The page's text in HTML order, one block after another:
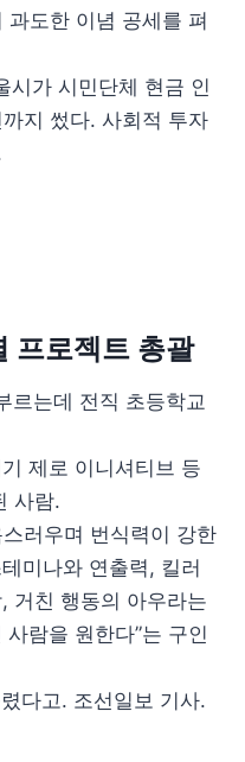
과도한 이념 공세를 펴
시가 시민단체 현금 인
지 썼다. 사회적 투자
프로젝트 총괄
르는데 전직 초등학교
제로 이니셔티브 등
사람.
러우며 번식력이 강한
미나와 연출력, 킬러
거친 행동의 아우라는
람을 원한다”는 구인
다고. 조선일보 기사.